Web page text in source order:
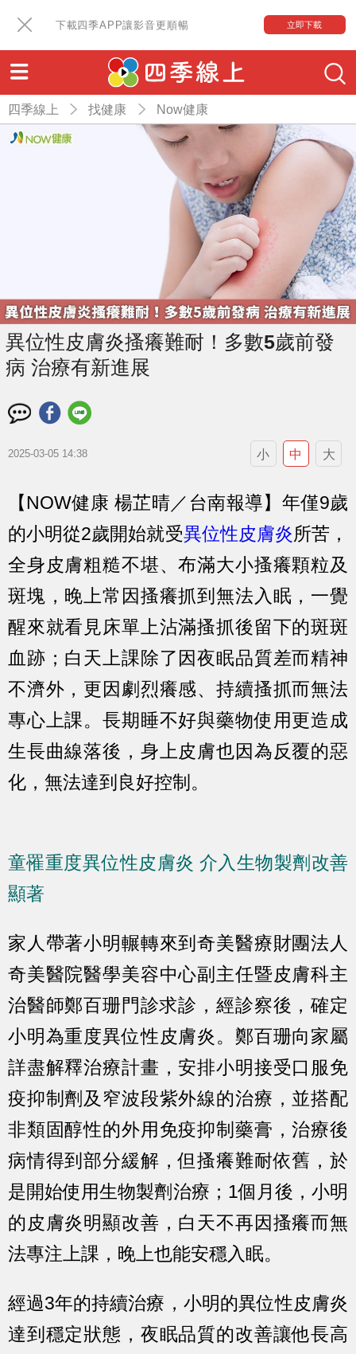
下載四季APP讓影音更順暢 立即下載
四季線上 找健康 Now健康
異位性皮膚炎搔癢難耐！多數5歲前發
病 治療有新進展
2025-03-05 14:38 小 中 大
【NOW健康 楊芷晴／台南報導】年僅9歲
的小明從2歲開始就受異位性皮膚炎所苦，
全身皮膚粗糙不堪、布滿大小搔癢顆粒及
斑塊，晚上常因搔癢抓到無法入眠，一覺
醒來就看見床單上沾滿搔抓後留下的斑斑
血跡；白天上課除了因夜眠品質差而精神
不濟外，更因劇烈癢感、持續搔抓而無法
專心上課。長期睡不好與藥物使用更造成
生長曲線落後，身上皮膚也因為反覆的惡
化，無法達到良好控制。
童罹重度異位性皮膚炎 介入生物製劑改善
顯著
家人帶著小明輾轉來到奇美醫療財團法人
奇美醫院醫學美容中心副主任暨皮膚科主
治醫師鄭百珊門診求診，經診察後，確定
小明為重度異位性皮膚炎。鄭百珊向家屬
詳盡解釋治療計畫，安排小明接受口服免
疫抑制劑及窄波段紫外線的治療，並搭配
非類固醇性的外用免疫抑制藥膏，治療後
病情得到部分緩解，但搔癢難耐依舊，於
是開始使用生物製劑治療；1個月後，小明
的皮膚炎明顯改善，白天不再因搔癢而無
法專注上課，晚上也能安穩入眠。
經過3年的持續治療，小明的異位性皮膚炎
達到穩定狀態，夜眠品質的改善讓他長高